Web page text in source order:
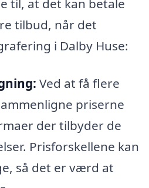
til, at det kan betale
tilbud, når det
i Dalby Huse:
Ved at få flere
priserne
der tilbyder de
Prisforskellene kan
så det er værd at